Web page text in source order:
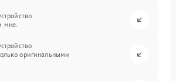
мне.
оригинальными